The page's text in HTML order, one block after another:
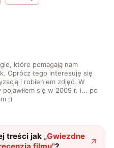
które pomagają nam
Oprócz tego interesuję się
i robieniem zdjęć. W
się w 2009 r. i... po
;)
treści jak „Gwiezdne